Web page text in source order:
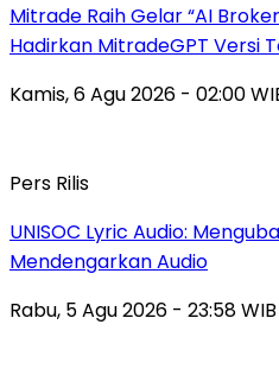
Mitrade Raih Gelar “AI
Hadirkan MitradeGPT Versi
Kamis, 6 Agu 2026 - 02:00
Pers Rilis
UNISOC Lyric Audio:
Mendengarkan Audio
Rabu, 5 Agu 2026 - 23:58 WIB